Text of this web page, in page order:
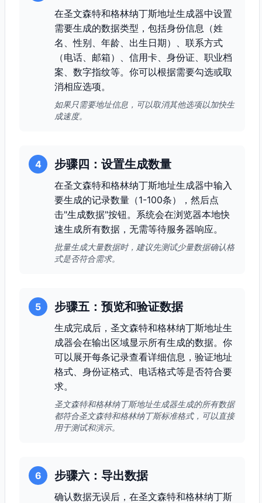
在圣文森特和格林纳丁斯地址生成器中设置
需要生成的数据类型，包括身份信息（姓
名、性别、年龄、出生日期）、联系方式
（电话、邮箱）、信用卡、身份证、职业档
案、数字指纹等。你可以根据需要勾选或取
消相应选项。
如果只需要地址信息，可以取消其他选项以加快生
成速度。
4 步骤四：设置生成数量
在圣文森特和格林纳丁斯地址生成器中输入
要生成的记录数量（1-100条），然后点
击"生成数据"按钮。系统会在浏览器本地快
速生成所有数据，无需等待服务器响应。
批量生成大量数据时，建议先测试少量数据确认格
式是否符合需求。
5 步骤五：预览和验证数据
生成完成后，圣文森特和格林纳丁斯地址生
成器会在输出区域显示所有生成的数据。你
可以展开每条记录查看详细信息，验证地址
格式、身份证格式、电话格式等是否符合要
求。
圣文森特和格林纳丁斯地址生成器生成的所有数据
都符合圣文森特和格林纳丁斯标准格式，可以直接
用于测试和演示。
6 步骤六：导出数据
确认数据无误后，在圣文森特和格林纳丁斯